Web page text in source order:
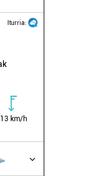
Iturria:
13 km/h